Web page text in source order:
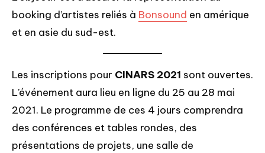
booking d’artistes reliés à Bonsound en amérique
et en asie du sud-est.
Les inscriptions pour CINARS 2021 sont ouvertes.
L’événement aura lieu en ligne du 25 au 28 mai
2021. Le programme de ces 4 jours comprendra
des conférences et tables rondes, des
présentations de projets, une salle de